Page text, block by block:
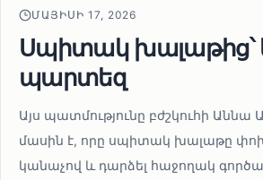
ՄԱՅԻՍԻ 17, 2026
Սպիտակ խալաթից՝
պարտեզ
Այս պատմությունը բժշկուհի Աննա
մասին է, որը սպիտակ խալաթը
կանաչով և դարձել հաջողակ